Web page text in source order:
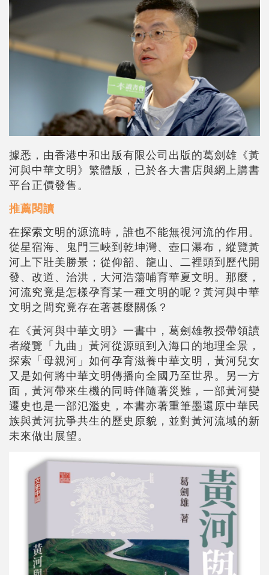
據悉，由香港中和出版有限公司出版的葛劍雄《黃
河與中華文明》繁體版，已於各大書店與網上購書
平台正價發售。
推薦閱讀
在探索文明的源流時，誰也不能無視河流的作用。
從星宿海、鬼門三峽到乾坤灣、壺口瀑布，縱覽黃
河上下壯美勝景；從仰韶、龍山、二裡頭到歷代開
發、改道、治洪，大河浩蕩哺育華夏文明。那麼，
河流究竟是怎樣孕育某一種文明的呢？黃河與中華
文明之間究竟存在著甚麼關係？
在《黃河與中華文明》一書中，葛劍雄教授帶領讀
者縱覽「九曲」黃河從源頭到入海口的地理全景，
探索「母親河」如何孕育滋養中華文明，黃河兒女
又是如何將中華文明傳播向全國乃至世界。另一方
面，黃河帶來生機的同時伴隨著災難，一部黃河變
遷史也是一部氾濫史，本書亦著重筆墨還原中華民
族與黃河抗爭共生的歷史原貌，並對黃河流域的新
未來做出展望。